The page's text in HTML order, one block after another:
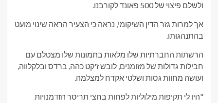
ולשלם פיצוי של 500 פאונד לקורבנו.
אך למרות גזר הדין השיקומי, נראה כי הצעיר הראה שינוי מועט
בהתנהגותו.
הרשתות החברתיות שלו מלאות בתמונות שלו מצטלם עם
חבילות גדולות של מזומנים, לובש ז'קט כהה, ברדס ובלקלווה,
ועושה מחוות גסות ושלטי אקדח למצלמה.
"היו לי תקיפות מילוליות לפחות בחצי תריסר הזדמנויות